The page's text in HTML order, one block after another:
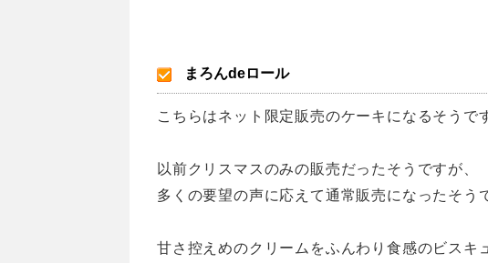
まろんdeロール
こちらはネット限定販売のケーキになるそうで
以前クリスマスのみの販売だったそうですが、
多くの要望の声に応えて通常販売になったそう
甘さ控えめのクリームをふんわり食感のビスキ